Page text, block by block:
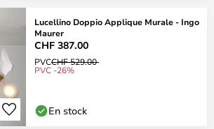
Lucellino Doppio Applique Murale - Ingo
Maurer
CHF 387.00
PVCCHF 529.00
PVC -26%
En stock